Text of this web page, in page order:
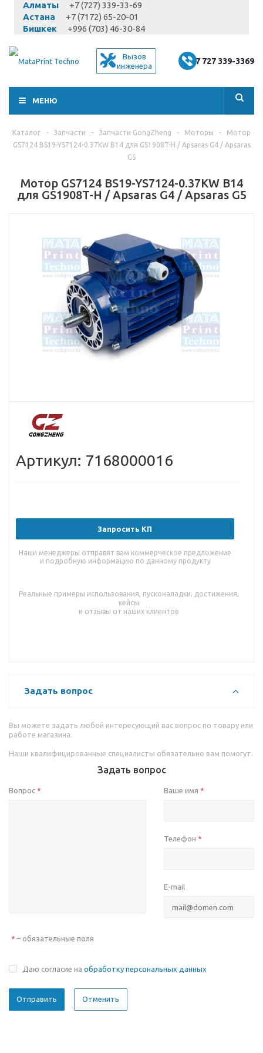
Алматы
+7 (727) 339-33-69
Астана
+7 (7172) 65-20-01
Бишкек
+996 (703) 46-30-84
Вызов
инженера
+7 727 339-3369
МЕНЮ
Каталог - Запчасти - Запчасти GongZheng - Моторы -
Мотор
GS7124 BS19-YS7124-0.37KW B14 для GS1908T-H / Apsaras G4 / Apsaras
G5
Мотор GS7124 BS19-YS7124-0.37KW B14
для GS1908T-H / Apsaras G4 / Apsaras G5
Артикул: 7168000016
Запросить КП
Наши менеджеры отправят вам коммерческое предложение
и подробную информацию по данному продукту
Реальные примеры использования, пусконаладки, достижения,
кейсы
и отзывы от наших клиентов
Задать вопрос
Вы можете задать любой интересующий вас вопрос по товару или
работе магазина.
Наши квалифицированные специалисты обязательно вам помогут.
Задать вопрос
Вопрос * Ваше имя *
Телефон *
E-mail
* – обязательные поля
Даю согласие на обработку персональных данных
Отменить